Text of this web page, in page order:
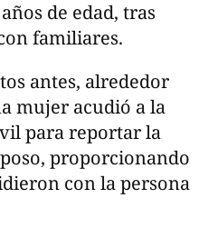
de edad, tras
familiares.
antes, alrededor
mujer acudió a la
para reportar la
proporcionando
con la persona